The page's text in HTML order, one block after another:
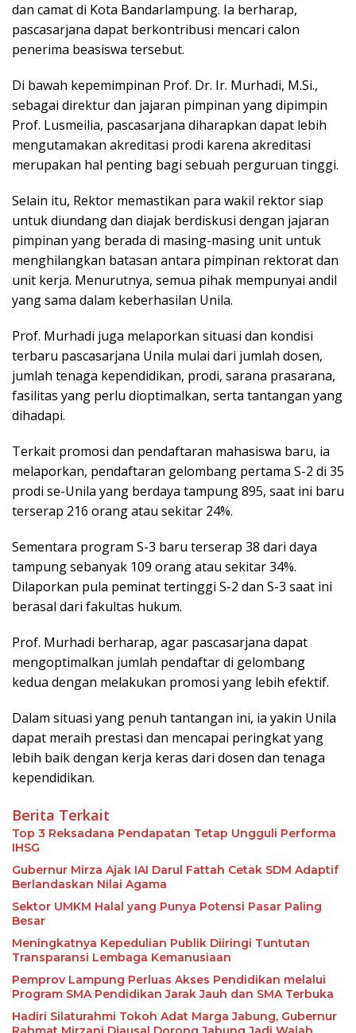
dan camat di Kota Bandarlampung. Ia berharap,
pascasarjana dapat berkontribusi mencari calon
penerima beasiswa tersebut.
Di bawah kepemimpinan Prof. Dr. Ir. Murhadi, M.Si.,
sebagai direktur dan jajaran pimpinan yang dipimpin
Prof. Lusmeilia, pascasarjana diharapkan dapat lebih
mengutamakan akreditasi prodi karena akreditasi
merupakan hal penting bagi sebuah perguruan tinggi.
Selain itu, Rektor memastikan para wakil rektor siap
untuk diundang dan diajak berdiskusi dengan jajaran
pimpinan yang berada di masing-masing unit untuk
menghilangkan batasan antara pimpinan rektorat dan
unit kerja. Menurutnya, semua pihak mempunyai andil
yang sama dalam keberhasilan Unila.
Prof. Murhadi juga melaporkan situasi dan kondisi
terbaru pascasarjana Unila mulai dari jumlah dosen,
jumlah tenaga kependidikan, prodi, sarana prasarana,
fasilitas yang perlu dioptimalkan, serta tantangan yang
dihadapi.
Terkait promosi dan pendaftaran mahasiswa baru, ia
melaporkan, pendaftaran gelombang pertama S-2 di 35
prodi se-Unila yang berdaya tampung 895, saat ini baru
terserap 216 orang atau sekitar 24%.
Sementara program S-3 baru terserap 38 dari daya
tampung sebanyak 109 orang atau sekitar 34%.
Dilaporkan pula peminat tertinggi S-2 dan S-3 saat ini
berasal dari fakultas hukum.
Prof. Murhadi berharap, agar pascasarjana dapat
mengoptimalkan jumlah pendaftar di gelombang
kedua dengan melakukan promosi yang lebih efektif.
Dalam situasi yang penuh tantangan ini, ia yakin Unila
dapat meraih prestasi dan mencapai peringkat yang
lebih baik dengan kerja keras dari dosen dan tenaga
kependidikan.
Berita Terkait
Top 3 Reksadana Pendapatan Tetap Ungguli Performa
IHSG
Gubernur Mirza Ajak IAI Darul Fattah Cetak SDM Adaptif
Berlandaskan Nilai Agama
Sektor UMKM Halal yang Punya Potensi Pasar Paling
Besar
Meningkatnya Kepedulian Publik Diiringi Tuntutan
Transparansi Lembaga Kemanusiaan
Pemprov Lampung Perluas Akses Pendidikan melalui
Program SMA Pendidikan Jarak Jauh dan SMA Terbuka
Hadiri Silaturahmi Tokoh Adat Marga Jabung, Gubernur